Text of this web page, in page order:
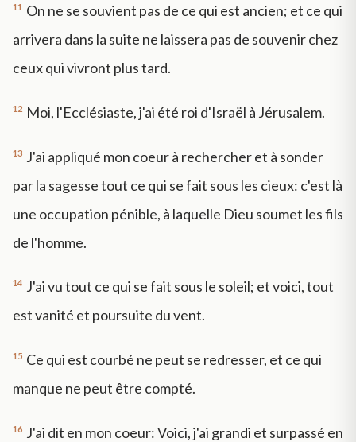
11 On ne se souvient pas de ce qui est ancien; et ce qui
arrivera dans la suite ne laissera pas de souvenir chez
ceux qui vivront plus tard.
12 Moi, l'Ecclésiaste, j'ai été roi d'Israël à Jérusalem.
13 J'ai appliqué mon coeur à rechercher et à sonder
par la sagesse tout ce qui se fait sous les cieux: c'est là
une occupation pénible, à laquelle Dieu soumet les fils
de l'homme.
14 J'ai vu tout ce qui se fait sous le soleil; et voici, tout
est vanité et poursuite du vent.
15 Ce qui est courbé ne peut se redresser, et ce qui
manque ne peut être compté.
16 J'ai dit en mon coeur: Voici, j'ai grandi et surpassé en